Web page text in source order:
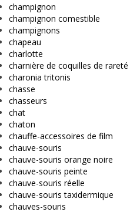
champignon
champignon comestible
champignons
chapeau
charlotte
charnière de coquilles de rareté
charonia tritonis
chasse
chasseurs
chat
chaton
chauffe-accessoires de film
chauve-souris
chauve-souris orange noire
chauve-souris peinte
chauve-souris réelle
chauve-souris taxidermique
chauves-souris